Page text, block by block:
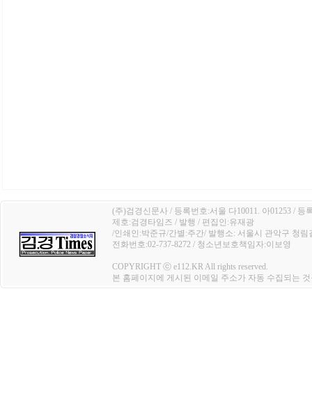
(주)검경신문사 / 등록번호:서울 다10011. 아01253 / 등
제호:검경타임즈 / 발행 / 편집인:유재광
/인쇄인:박준규/간별:주간/ 발행소: 서울시 관악구 청림
전화번호:02-737-8272 / 청소년보호책임자:이보영
COPYRIGHT ⓒ e112.KR All rights reserved.
본 홈페이지에 게시된 이메일 주소가 자동 수집되는